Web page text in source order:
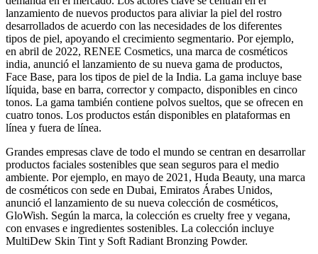
lanzamiento de nuevos productos para aliviar la piel del rostro
desarrollados de acuerdo con las necesidades de los diferentes
tipos de piel, apoyando el crecimiento segmentario. Por ejemplo,
en abril de 2022, RENEE Cosmetics, una marca de cosméticos
india, anunció el lanzamiento de su nueva gama de productos,
Face Base, para los tipos de piel de la India. La gama incluye base
líquida, base en barra, corrector y compacto, disponibles en cinco
tonos. La gama también contiene polvos sueltos, que se ofrecen en
cuatro tonos. Los productos están disponibles en plataformas en
línea y fuera de línea.
Grandes empresas clave de todo el mundo se centran en desarrollar
productos faciales sostenibles que sean seguros para el medio
ambiente. Por ejemplo, en mayo de 2021, Huda Beauty, una marca
de cosméticos con sede en Dubai, Emiratos Árabes Unidos,
anunció el lanzamiento de su nueva colección de cosméticos,
GloWish. Según la marca, la colección es cruelty free y vegana,
con envases e ingredientes sostenibles. La colección incluye
MultiDew Skin Tint y Soft Radiant Bronzing Powder.